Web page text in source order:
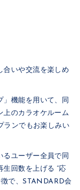
合いや交流を楽しめ
」機能を用いて、同
上のカラオケルーム
ランでもお楽しみい
るユーザー全員で同
回数を上げる “応
で、STANDARD会